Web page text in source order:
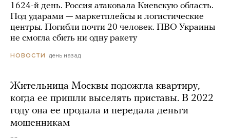
1624-й день. Россия атаковала Киевскую область.
Под ударами — маркетплейсы и логистические
центры. Погибли почти 20 человек. ПВО Украины
не смогла сбить ни одну ракету
НОВОСТИ день назад
Жительница Москвы подожгла квартиру,
когда ее пришли выселять приставы. В 2022
году она ее продала и передала деньги
мошенникам